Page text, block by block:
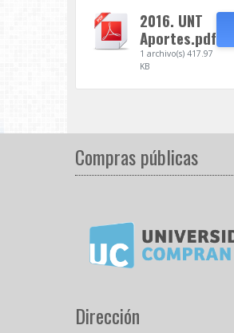
2016. UNT
Aportes.pdf
1 archivo(s) 417.97
KB
Compras públicas
Dirección